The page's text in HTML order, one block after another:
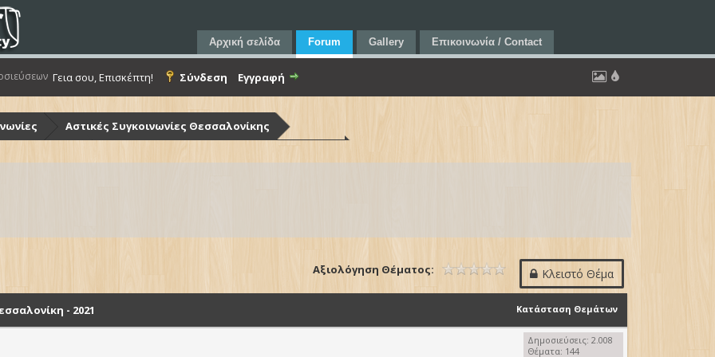
Αρχική σελίδα Forum Gallery Επικοινωνία / Contact
Γεια σου, Επισκέπτη! Σύνδεση Εγγραφή
Αστικές Συγκοινωνίες Θεσσαλονίκης
(Ο.Α.Σ.Θ.)
Κλειστό Θέμα
Αξιολόγηση Θέματος:
Κατάσταση Θεμάτων
- 2021
Δημοσιεύσεις: 2.008
Θέματα: 144